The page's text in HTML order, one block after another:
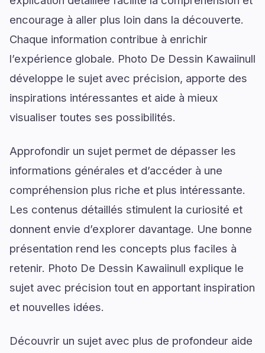
encourage à aller plus loin dans la découverte.
Chaque information contribue à enrichir
l’expérience globale. Photo De Dessin Kawaiinull
développe le sujet avec précision, apporte des
inspirations intéressantes et aide à mieux
visualiser toutes ses possibilités.
Approfondir un sujet permet de dépasser les
informations générales et d’accéder à une
compréhension plus riche et plus intéressante.
Les contenus détaillés stimulent la curiosité et
donnent envie d’explorer davantage. Une bonne
présentation rend les concepts plus faciles à
retenir. Photo De Dessin Kawaiinull explique le
sujet avec précision tout en apportant inspiration
et nouvelles idées.
Découvrir un sujet avec plus de profondeur aide